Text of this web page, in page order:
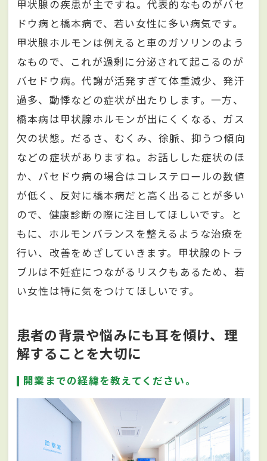
甲状腺の疾患が主ですね。代表的なものがバセ
ドウ病と橋本病で、若い女性に多い病気です。
甲状腺ホルモンは例えると車のガソリンのよう
なもので、これが過剰に分泌されて起こるのが
バセドウ病。代謝が活発すぎて体重減少、発汗
過多、動悸などの症状が出たりします。一方、
橋本病は甲状腺ホルモンが出にくくなる、ガス
欠の状態。だるさ、むくみ、徐脈、抑うつ傾向
などの症状がありますね。お話しした症状のほ
か、バセドウ病の場合はコレステロールの数値
が低く、反対に橋本病だと高く出ることが多い
ので、健康診断の際に注目してほしいです。と
もに、ホルモンバランスを整えるような治療を
行い、改善をめざしていきます。甲状腺のトラ
ブルは不妊症につながるリスクもあるため、若
い女性は特に気をつけてほしいです。
患者の背景や悩みにも耳を傾け、理
解することを大切に
開業までの経緯を教えてください。